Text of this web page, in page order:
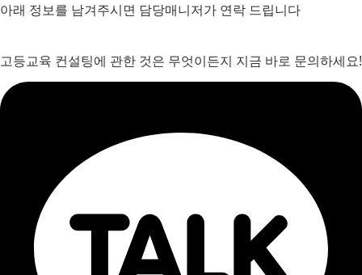
아래 정보를 남겨주시면 담당매니저가 연락 드립니다
고등교육 컨설팅에 관한 것은 무엇이든지 지금 바로 문의하세요!